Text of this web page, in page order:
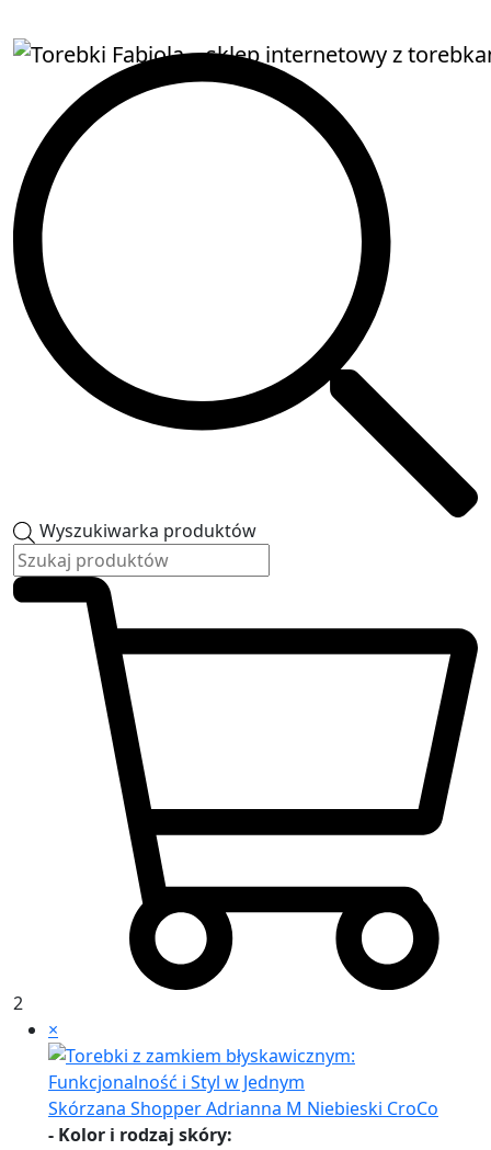
Wyszukiwarka produktów
2
×
Skórzana Shopper Adrianna M Niebieski CroCo
- Kolor i rodzaj skóry: